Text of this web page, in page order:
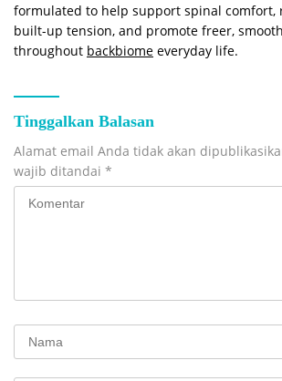
formulated to help support spinal comfort,
built-up tension, and promote freer,
throughout backbiome everyday life.
Tinggalkan Balasan
Alamat email Anda tidak akan
wajib ditandai *